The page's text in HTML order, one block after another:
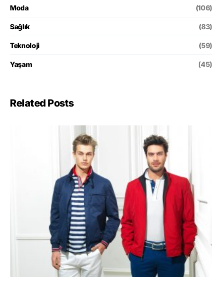
Moda (106)
Sağlık (83)
Teknoloji (59)
Yaşam (45)
Related Posts